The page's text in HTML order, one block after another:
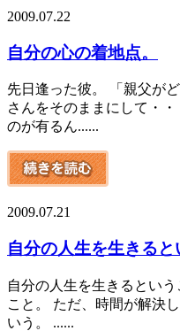
2009.07.22
自分の心の着地点。
先日逢った彼。 「親父が
さんをそのままにして・
のが有るん......
2009.07.21
自分の人生を生きると
自分の人生を生きるとい
こと。 ただ、時間が解決
いう。 ......